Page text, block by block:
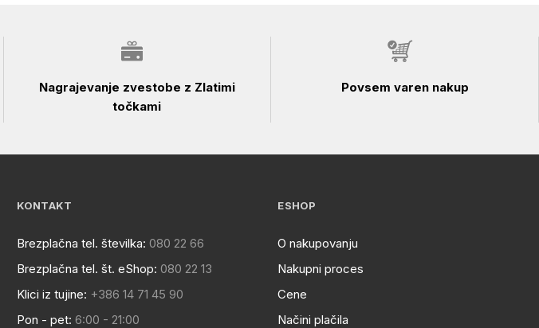
Nagrajevanje zvestobe z Zlatimi
točkami
Povsem varen nakup
KONTAKT
Brezplačna tel. številka: 080 22 66
Brezplačna tel. št. eShop: 080 22 13
Klici iz tujine: +386 14 71 45 90
Pon - pet: 6:00 - 21:00
ESHOP
O nakupovanju
Nakupni proces
Cene
Načini plačila